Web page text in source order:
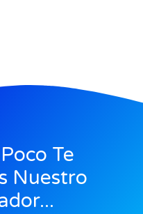
Te
Nuestro